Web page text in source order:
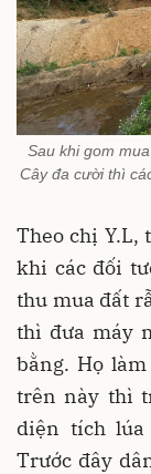
Sau khi gom
Cây đa cười thì
Theo chị Y.L,
khi các đối
thu mua đất
thì đưa máy
bằng. Họ
trên này thì
diện tích lúa
Trước đây